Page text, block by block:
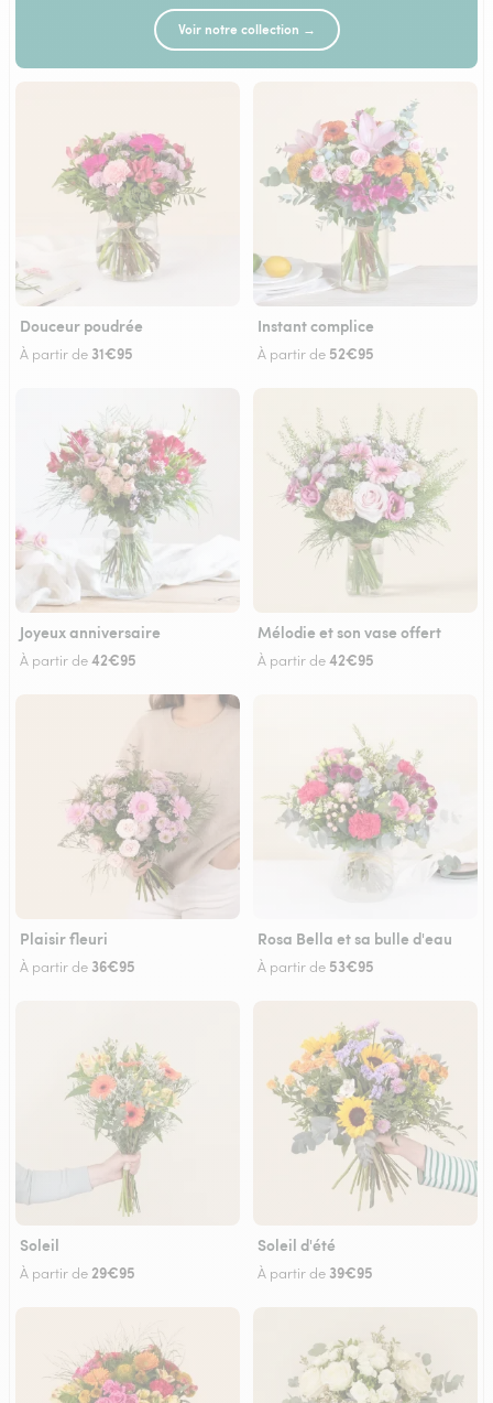
Voir notre collection →
Douceur poudrée
À partir de 31€95
Instant complice
À partir de 52€95
Joyeux anniversaire
À partir de42€95
Mélodie et son vase offert
À partir de42€95
Plaisir fleuri
À partir de 36€95
Rosa Bella et sa bulle d'eau
À partir de 53€95
Soleil
À partir de29€95
Soleil d'été
À partir de 39€95